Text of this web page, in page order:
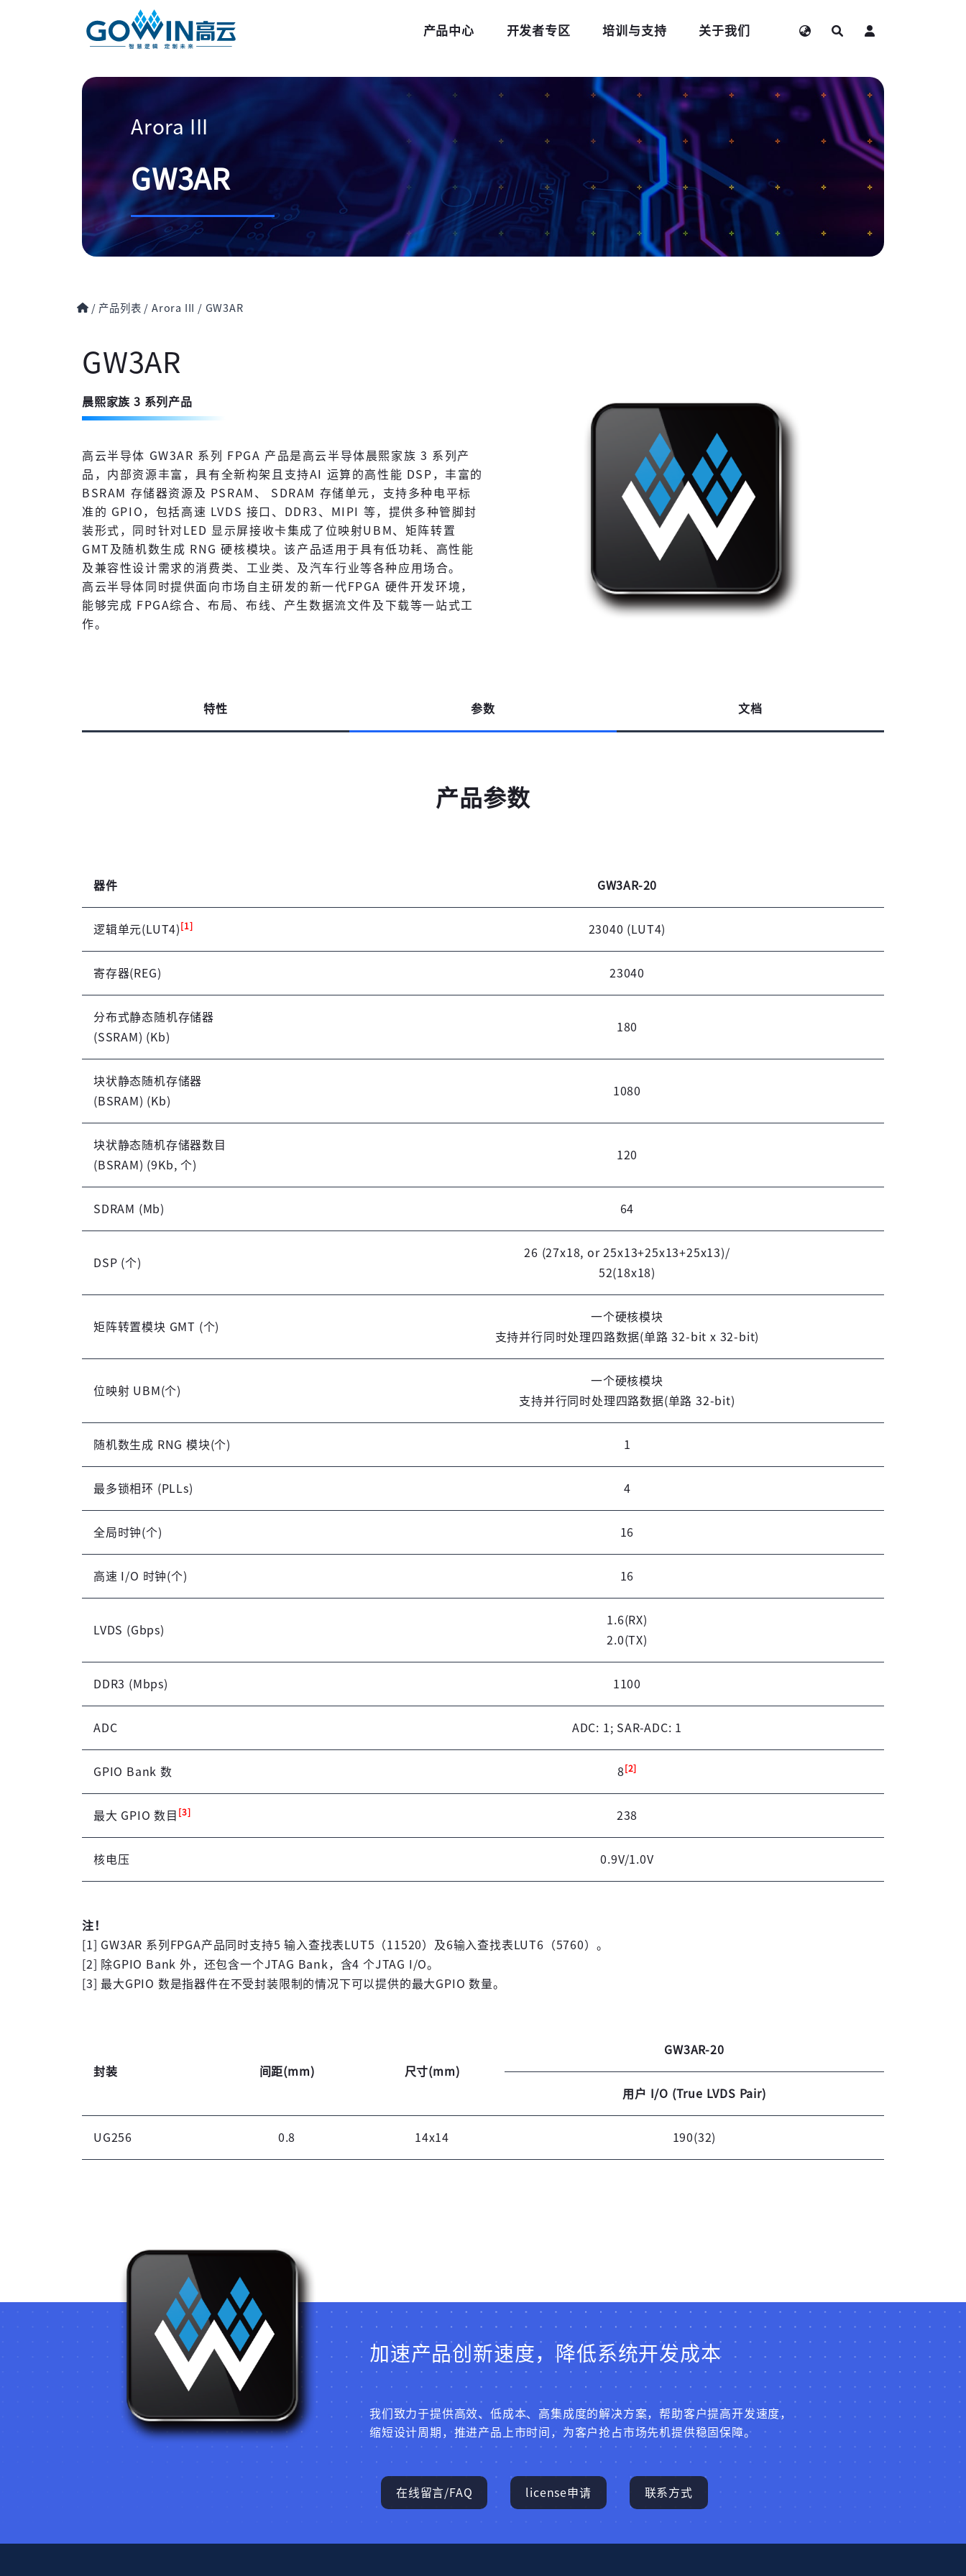
产品中心 开发者专区 培训与支持 关于我们
高云搜索引擎
高云用户登录
短信登录 账密登录
未注册手机登录时会自动创建新账号,我已阅读并
登录 登录
Arora III
GW3AR
/ 产品列表 /Arora III / GW3AR
GW3AR
晨熙家族 3 系列产品
高云半导体 GW3AR 系列 FPGA 产品是高云半导体晨熙家族 3 系列产
品，内部资源丰富，具有全新构架且支持AI 运算的高性能 DSP，丰富的
BSRAM 存储器资源及 PSRAM、 SDRAM 存储单元，支持多种电平标
准的 GPIO，包括高速 LVDS 接口、DDR3、MIPI 等，提供多种管脚封
装形式，同时针对LED 显示屏接收卡集成了位映射UBM、矩阵转置
GMT及随机数生成 RNG 硬核模块。该产品适用于具有低功耗、高性能
及兼容性设计需求的消费类、工业类、及汽车行业等各种应用场合。
高云半导体同时提供面向市场自主研发的新一代FPGA 硬件开发环境，
能够完成 FPGA综合、布局、布线、产生数据流文件及下载等一站式工
作。
特性 参数 文档
产品参数
器件 GW3AR-20
逻辑单元(LUT4) [1] 23040 (LUT4)
寄存器(REG) 23040
分布式静态随机存储器
(SSRAM) (Kb)
180
块状静态随机存储器
(BSRAM) (Kb)
1080
块状静态随机存储器数目
(BSRAM) (9Kb, 个)
120
SDRAM (Mb) 64
DSP (个)
26 (27x18, or 25x13+25x13+25x13)/
52(18x18)
矩阵转置模块 GMT (个)
一个硬核模块
支持并行同时处理四路数据(单路 32-bit x 32-bit)
位映射 UBM(个)
一个硬核模块
支持并行同时处理四路数据(单路 32-bit)
随机数生成 RNG 模块(个) 1
最多锁相环 (PLLs) 4
全局时钟(个) 16
高速 I/O 时钟(个) 16
LVDS (Gbps)
1.6(RX)
2.0(TX)
DDR3 (Mbps) 1100
ADC ADC: 1; SAR-ADC: 1
GPIO Bank 数 8 [2]
最大 GPIO 数目 [3] 238
核电压 0.9V/1.0V
注！
[1] GW3AR 系列FPGA产品同时支持5 输入查找表LUT5（11520）及6输入查找表LUT6（5760）。
[2] 除GPIO Bank 外，还包含一个JTAG Bank，含4 个JTAG I/O。
[3] 最大GPIO 数是指器件在不受封装限制的情况下可以提供的最大GPIO 数量。
封装 间距(mm) 尺寸(mm)
GW3AR-20
用户 I/O (True LVDS Pair)
UG256 0.8 14x14 190(32)
加速产品创新速度，降低系统开发成本
我们致力于提供高效、低成本、高集成度的解决方案，帮助客户提高开发速度，
缩短设计周期，推进产品上市时间，为客户抢占市场先机提供稳固保障。
在线留言/FAQ license申请 联系方式